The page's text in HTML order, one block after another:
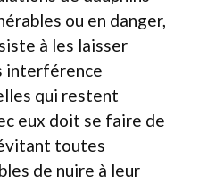
ou en danger,
à les laisser
interférence
qui restent
eux doit se faire de
toutes
de nuire à leur